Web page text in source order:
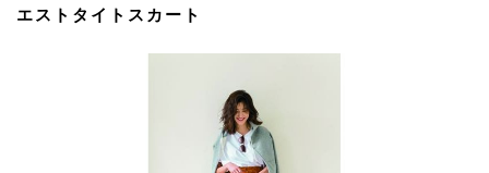
エストタイトスカート